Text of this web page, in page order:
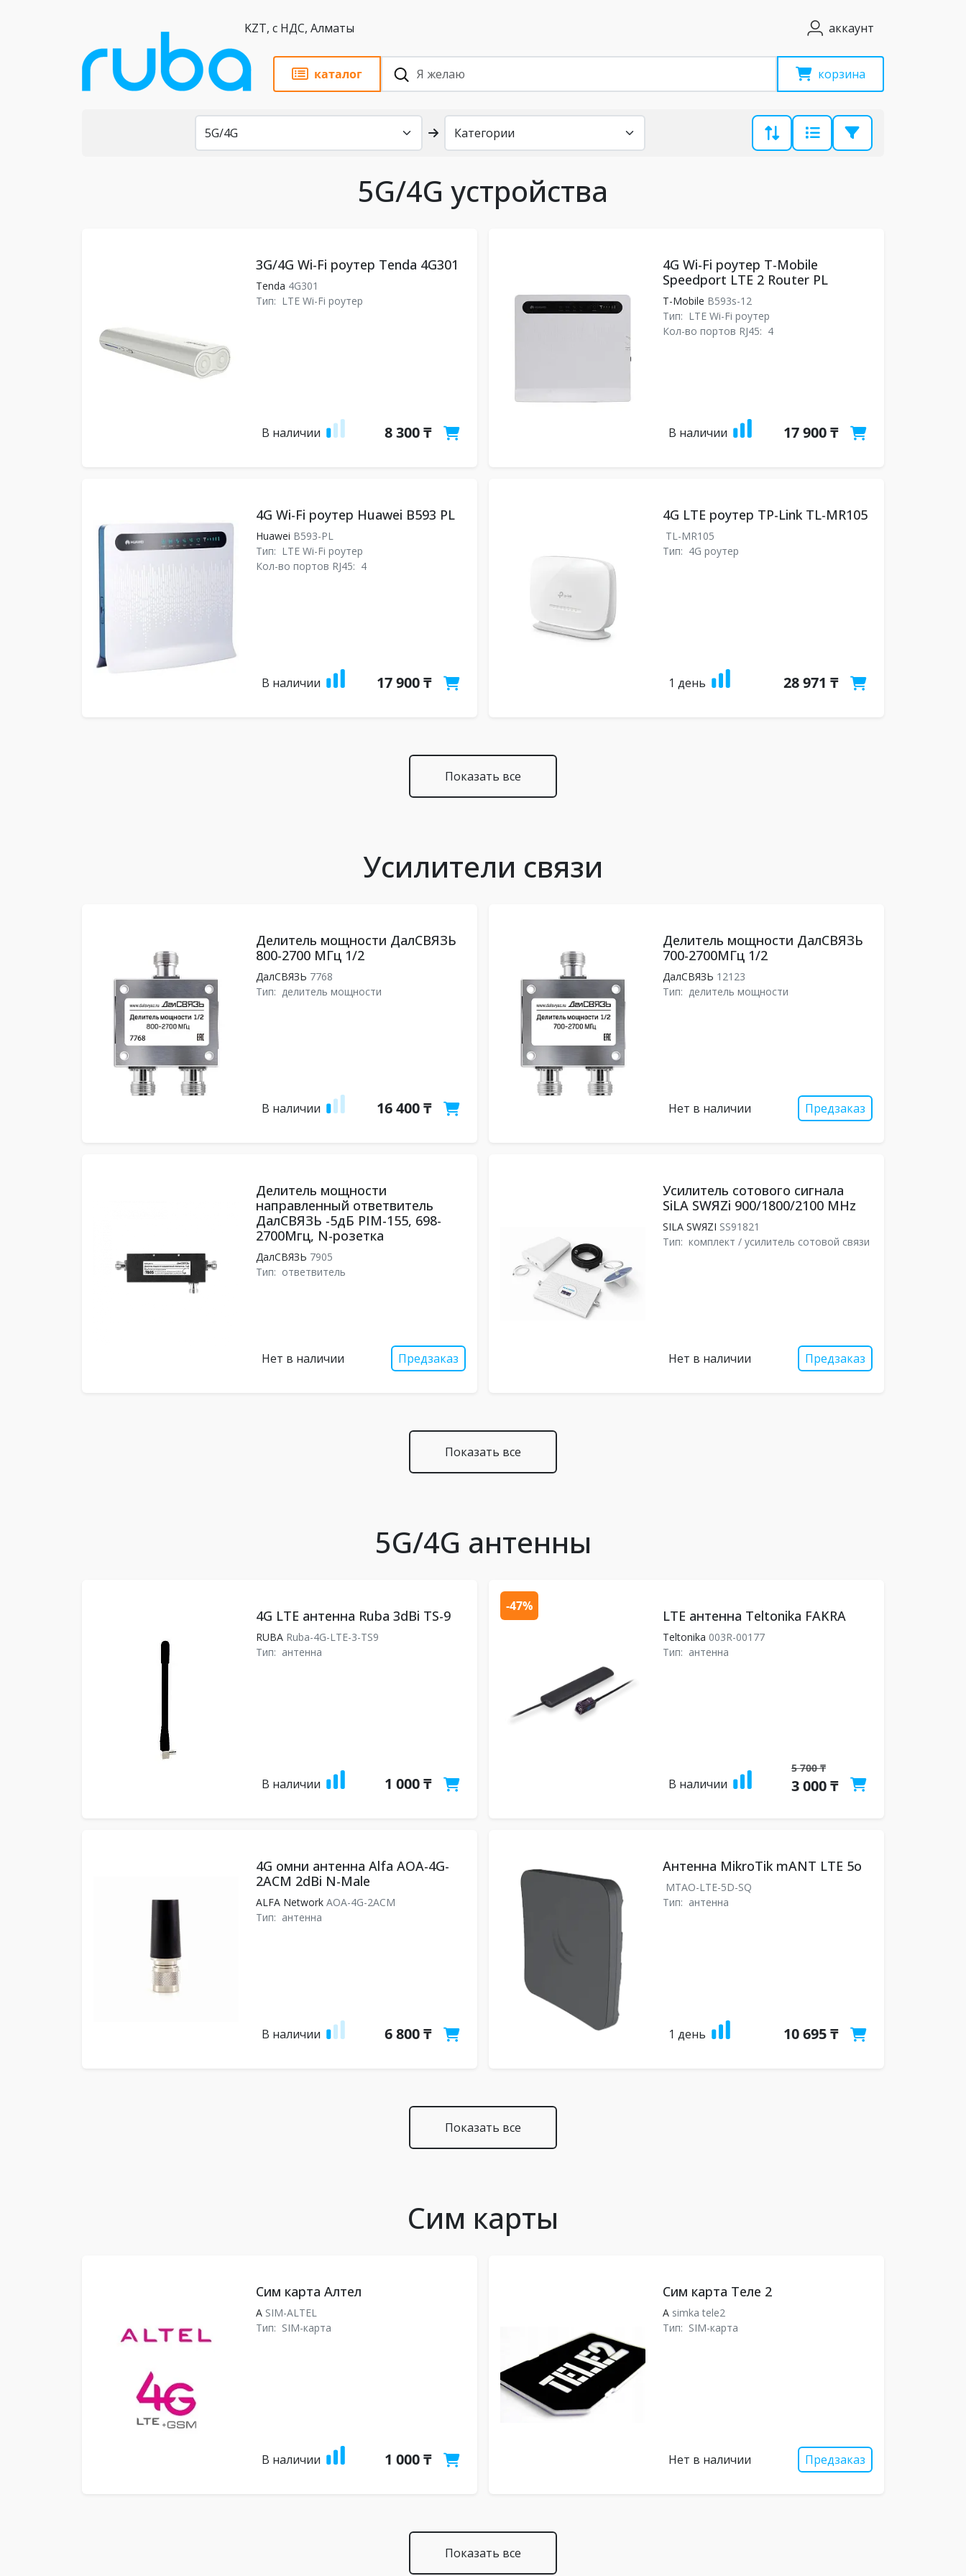
KZT, с НДС, Алматы аккаунт
каталог корзина
5G/4G устройства
3G/4G Wi-Fi роутер Tenda 4G301
Tenda 4G301
Тип: LTE Wi-Fi роутер
В наличии 8 300 ₸
4G Wi-Fi роутер T-Mobile
Speedport LTE 2 Router PL
T-Mobile B593s-12
Тип: LTE Wi-Fi роутер
Кол-во портов RJ45: 4
В наличии 17 900 ₸
4G Wi-Fi роутер Huawei B593 PL
Huawei B593-PL
Тип: LTE Wi-Fi роутер
Кол-во портов RJ45: 4
В наличии 17 900 ₸
4G LTE роутер TP-Link TL-MR105
TL-MR105
Тип: 4G роутер
1 день 28 971 ₸
Показать все
Усилители связи
Делитель мощности ДалСВЯЗЬ
800-2700 МГц 1/2
ДалСВЯЗЬ 7768
Тип: делитель мощности
В наличии 16 400 ₸
Делитель мощности ДалСВЯЗЬ
700-2700МГц 1/2
ДалСВЯЗЬ 12123
Тип: делитель мощности
Нет в наличии Предзаказ
Делитель мощности
направленный ответвитель
ДалСВЯЗЬ -5дБ PIM-155, 698-
2700Мгц, N-розетка
ДалСВЯЗЬ 7905
Тип: ответвитель
Нет в наличии Предзаказ
Усилитель сотового сигнала
SiLA SWЯZi 900/1800/2100 MHz
SILA SWЯZI SS91821
Тип: комплект / усилитель сотовой связи
Нет в наличии Предзаказ
Показать все
5G/4G антенны
4G LTE антенна Ruba 3dBi TS-9
RUBARuba-4G-LTE-3-TS9
Тип: антенна
В наличии 1 000 ₸
LTE антенна Teltonika FAKRA
Teltonika 003R-00177
Тип: антенна
В наличии
5 700 ₸
3 000 ₸
-47%
4G омни антенна Alfa AOA-4G-
2ACM 2dBi N-Male
ALFA NetworkAOA-4G-2ACM
Тип: антенна
В наличии 6 800 ₸
Антенна MikroTik mANT LTE 5o
MTAO-LTE-5D-SQ
Тип: антенна
1 день 10 695 ₸
Показать все
Сим карты
Сим карта Алтел
ASIM-ALTEL
Тип: SIM-карта
В наличии 1 000 ₸
Сим карта Теле 2
Asimka tele2
Тип: SIM-карта
Нет в наличии Предзаказ
Показать все